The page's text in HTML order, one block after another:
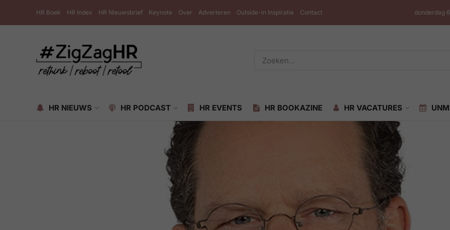
HR Boek HR Index HR Nieuwsbrief Keynote Over Adverteren Outside-in Inspiratie Contact donderdag
HR NIEUWS HR PODCAST HR EVENTS HR BOOKAZINE HR VACATURES